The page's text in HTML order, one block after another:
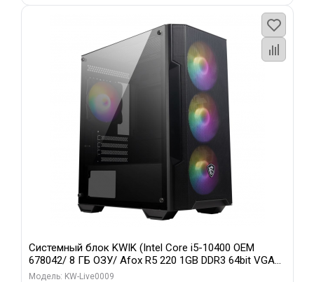
Системный блок KWIK (Intel Core i5-10400 OEM
678042/ 8 ГБ ОЗУ/ Afox R5 220 1GB DDR3 64bit VGA
DVI HDMI 1FAN LP RTL / 128 ГБ SSD)
Модель: KW-Live0009